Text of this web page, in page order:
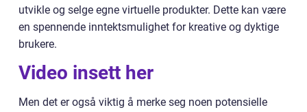
utvikle og selge egne virtuelle produkter. Dette kan være
en spennende inntektsmulighet for kreative og dyktige
brukere.
Video insett her
Men det er også viktig å merke seg noen potensielle